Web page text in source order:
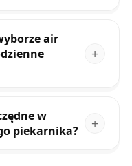
air
w
piekarnika?